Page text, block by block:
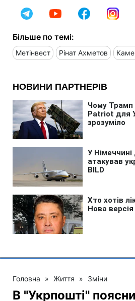
Більше по темі:
Метінвест Рінат Ахметов
Головна » Життя » Зміни
В "Укрпошті"